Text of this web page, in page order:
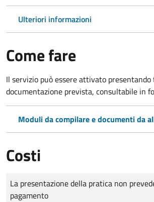
Ulteriori informazioni
Come fare
Il servizio può essere attivato
documentazione prevista, consultabile in
Moduli da compilare e documenti da
Costi
Tipo di pagamento
Importo
La presentazione della pratica non
pagamento